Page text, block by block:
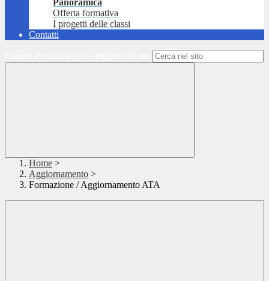
Panoramica
Offerta formativa
I progetti delle classi
Contatti
Home >
Aggiornamento >
Formazione / Aggiornamento ATA